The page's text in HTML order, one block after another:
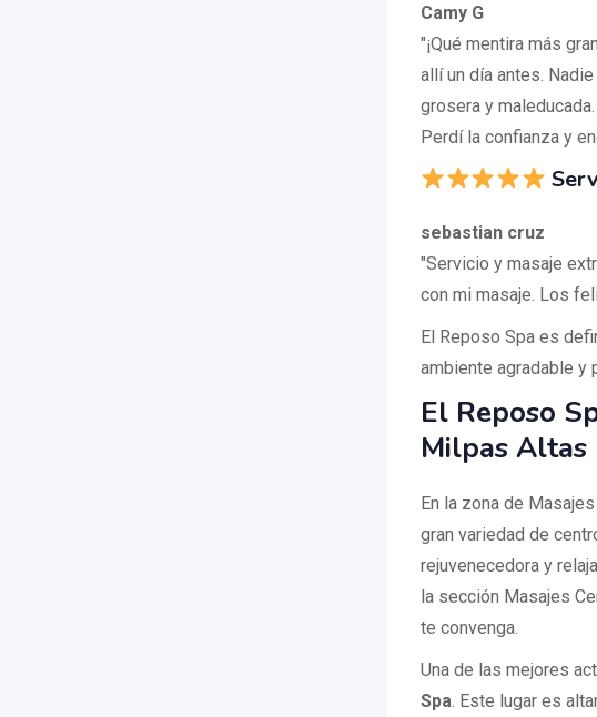
Camy G
"¡Qué mentira más
allí un día antes.
grosera y
Perdí la confianza y
sebastian cruz
"Servicio y masaje
con mi masaje. Los
El Reposo Spa es
ambiente agradable y
El Reposo
Milpas Altas
En la zona de
gran variedad de
rejuvenecedora y
la sección Masajes
te convenga.
Una de las mejores
Spa. Este lugar es